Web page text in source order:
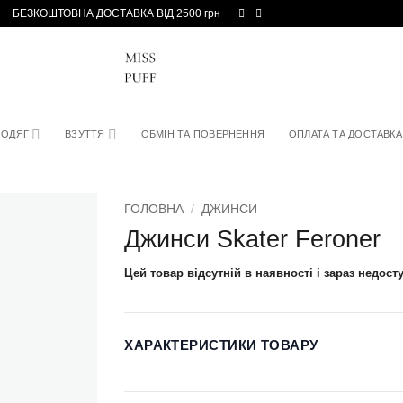
БЕЗКОШТОВНА ДОСТАВКА ВІД 2500 грн
ОДЯГ ВЗУТТЯ ОБМІН ТА ПОВЕРНЕННЯ ОПЛАТА ТА ДОСТАВКА
ГОЛОВНА / ДЖИНСИ
Джинси Skater Feroner
Цей товар відсутній в наявності і зараз
ХАРАКТЕРИСТИКИ ТОВАРУ